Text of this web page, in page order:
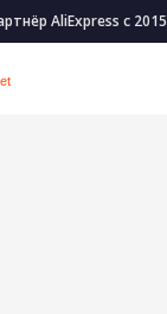
AliExpress с 2015
для семьи